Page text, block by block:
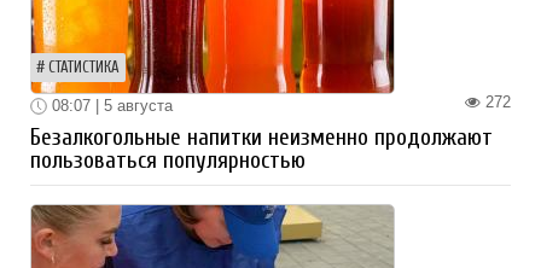
СТАТИСТИКА
272
08:07 | 5 августа
Безалкогольные напитки неизменно продолжают
пользоваться популярностью